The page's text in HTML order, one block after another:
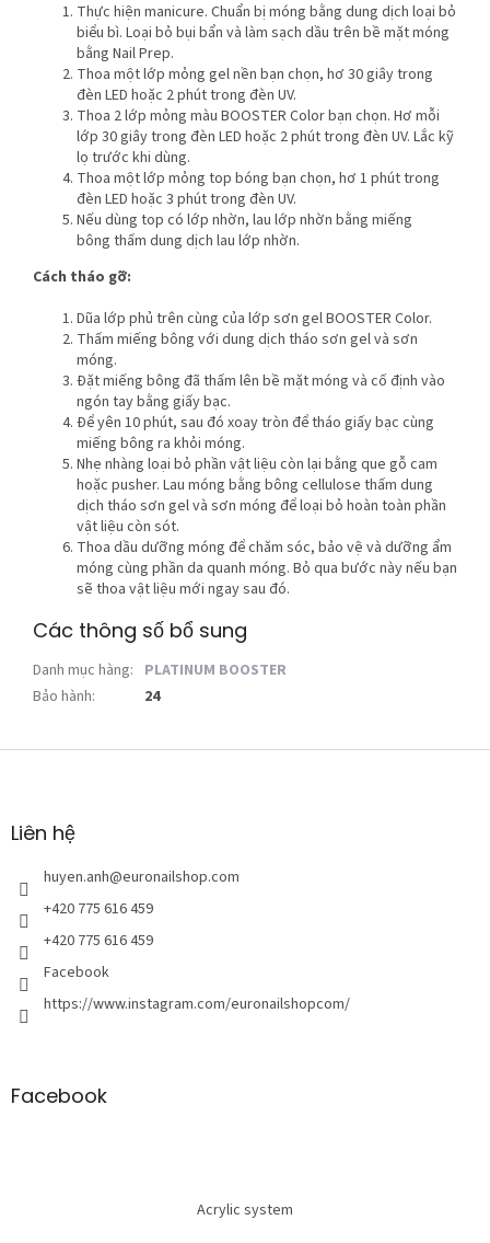
Thực hiện manicure. Chuẩn bị móng bằng dung dịch loại bỏ
biểu bì. Loại bỏ bụi bẩn và làm sạch dầu trên bề mặt móng
bằng Nail Prep.
Thoa một lớp mỏng gel nền bạn chọn, hơ 30 giây trong
đèn LED hoặc 2 phút trong đèn UV.
Thoa 2 lớp mỏng màu BOOSTER Color bạn chọn. Hơ mỗi
lớp 30 giây trong đèn LED hoặc 2 phút trong đèn UV. Lắc kỹ
lọ trước khi dùng.
Thoa một lớp mỏng top bóng bạn chọn, hơ 1 phút trong
đèn LED hoặc 3 phút trong đèn UV.
Nếu dùng top có lớp nhờn, lau lớp nhờn bằng miếng
bông thấm dung dịch lau lớp nhờn.
Cách tháo gỡ:
Dũa lớp phủ trên cùng của lớp sơn gel BOOSTER Color.
Thấm miếng bông với dung dịch tháo sơn gel và sơn
móng.
Đặt miếng bông đã thấm lên bề mặt móng và cố định vào
ngón tay bằng giấy bạc.
Để yên 10 phút, sau đó xoay tròn để tháo giấy bạc cùng
miếng bông ra khỏi móng.
Nhẹ nhàng loại bỏ phần vật liệu còn lại bằng que gỗ cam
hoặc pusher. Lau móng bằng bông cellulose thấm dung
dịch tháo sơn gel và sơn móng để loại bỏ hoàn toàn phần
vật liệu còn sót.
Thoa dầu dưỡng móng để chăm sóc, bảo vệ và dưỡng ẩm
móng cùng phần da quanh móng. Bỏ qua bước này nếu bạn
sẽ thoa vật liệu mới ngay sau đó.
Các thông số bổ sung
Danh mục hàng: PLATINUM BOOSTER
Bảo hành: 24
C
nLiên hệ
huyen.anh@euronailshop.com
+420 775 616 459
+420 775 616 459
Facebook
https://www.instagram.com/euronailshopcom/
Facebook
Acrylic system